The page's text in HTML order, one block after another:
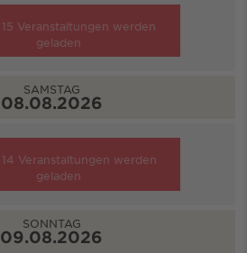
15 Veranstaltungen werden
geladen
SAMSTAG
08.08.2026
14 Veranstaltungen werden
geladen
SONNTAG
09.08.2026